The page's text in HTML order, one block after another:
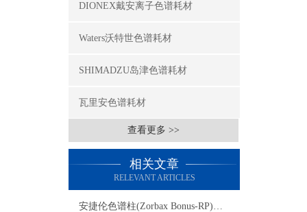
DIONEX戴安离子色谱耗材
Waters沃特世色谱耗材
SHIMADZU岛津色谱耗材
瓦里安色谱耗材
查看更多 >>
相关文章
RELEVANT ARTICLES
安捷伦色谱柱(Zorbax Bonus-RP)：难分离碱性化合物的峰形利器